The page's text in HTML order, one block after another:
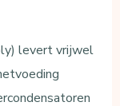
levert vrijwel